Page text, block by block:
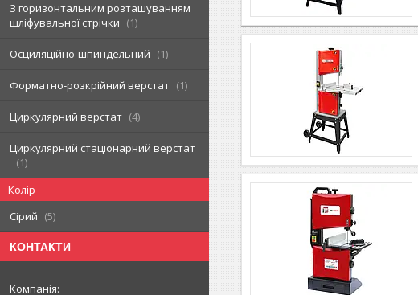
З горизонтальним розташуванням
шліфувальної стрічки
1
Осциляційно-шпиндельний 1
Форматно-розкрійний верстат 1
Циркулярний верстат 4
Циркулярний стаціонарний верстат
1
Колір
Сірий
5
КОНТАКТИ